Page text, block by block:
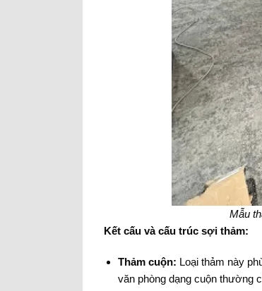
Mẫu
Kết cấu và cấu trúc sợi thảm:
Thảm cuộn: Loại thảm này
văn phòng dạng cuộn thường